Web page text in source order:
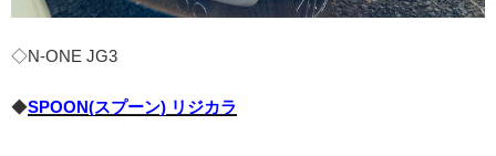
◇N-ONE JG3
◆SPOON(スプーン) リジカラ